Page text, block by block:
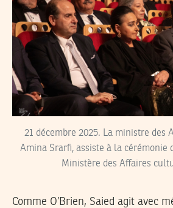
21 décembre 2025. La ministre des
Amina Srarfi, assiste à la cérémonie
Ministère des Affaires
Comme O’Brien, Saied agit avec